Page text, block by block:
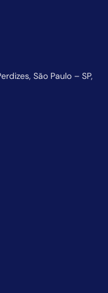
São Paulo – SP,